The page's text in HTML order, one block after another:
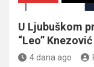
U Ljubuškom
“Leo” Knezović
4 dana ago